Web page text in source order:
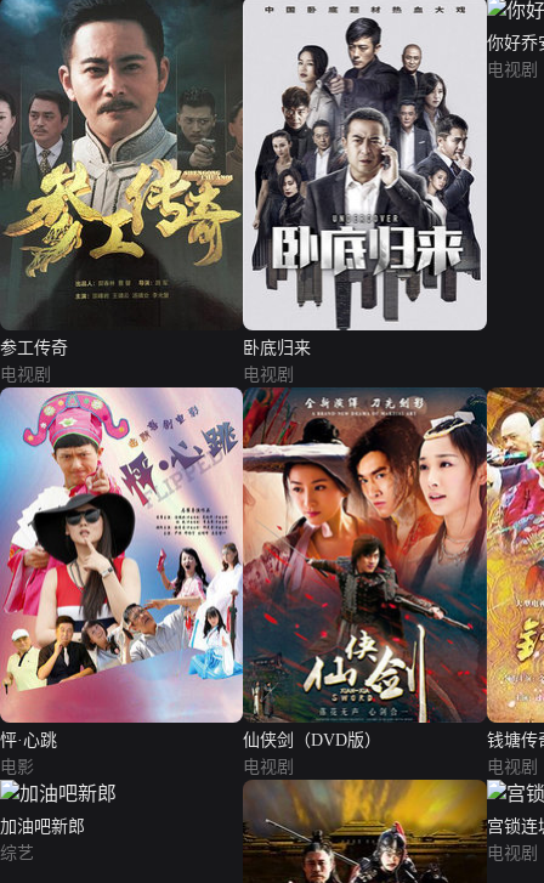
参工传奇
电视剧
卧底归来
电视剧
你好乔
电视剧
怦·心跳
电影
仙侠剑（DVD版）
电视剧
钱塘传
电视剧
加油吧新郎
综艺
宫锁连
电视剧